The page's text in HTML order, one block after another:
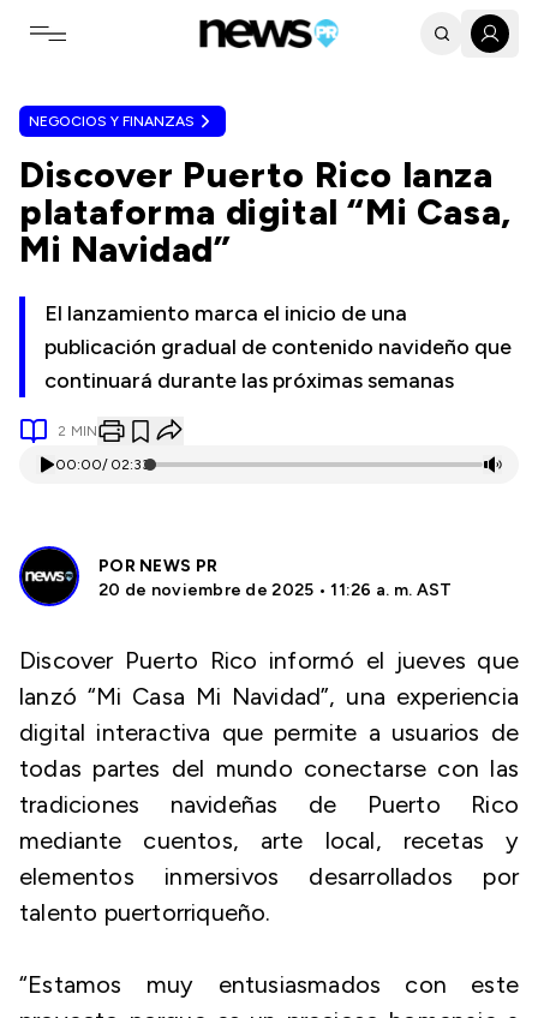
Toggle navigation menu
NEGOCIOS Y FINANZAS
Discover Puerto Rico lanza
plataforma digital “Mi Casa,
Mi Navidad”
El lanzamiento marca el inicio de una
publicación gradual de contenido navideño que
continuará durante las próximas semanas
2 MIN
00:00/ 02:33
POR NEWS PR
20 de noviembre de 2025 • 11:26 a. m. AST
Discover Puerto Rico informó el jueves que
lanzó “Mi Casa Mi Navidad”, una experiencia
digital interactiva que permite a usuarios de
todas partes del mundo conectarse con las
tradiciones navideñas de Puerto Rico
mediante cuentos, arte local, recetas y
elementos inmersivos desarrollados por
talento puertorriqueño.
“Estamos muy entusiasmados con este